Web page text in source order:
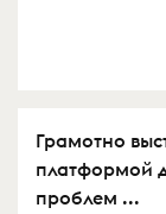
Грамотно
платформой
проблем ...